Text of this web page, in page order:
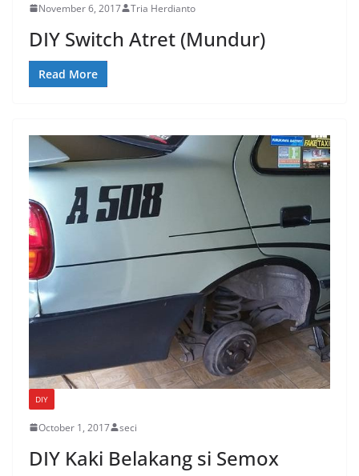
November 6, 2017 Tria Herdianto
DIY Switch Atret (Mundur)
Read More
DIY
October 1, 2017 seci
DIY Kaki Belakang si Semox